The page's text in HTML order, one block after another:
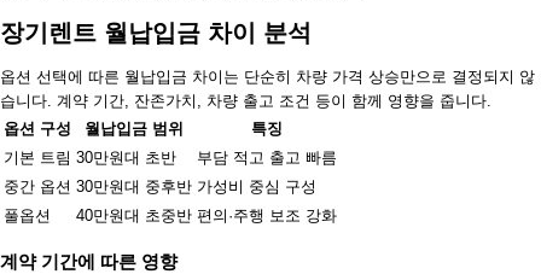
장기렌트 월납입금 차이 분석
옵션 선택에 따른 월납입금 차이는 단순히 차량 가격 상승만으로 결정되지 않
습니다. 계약 기간, 잔존가치, 차량 출고 조건 등이 함께 영향을 줍니다.
옵션 구성
월납입금 범위
특징
기본 트림 30만원대 초반
부담 적고 출고 빠름
중간 옵션 30만원대 중후반 가성비 중심 구성
풀옵션
40만원대 초중반 편의·주행 보조 강화
계약 기간에 따른 영향